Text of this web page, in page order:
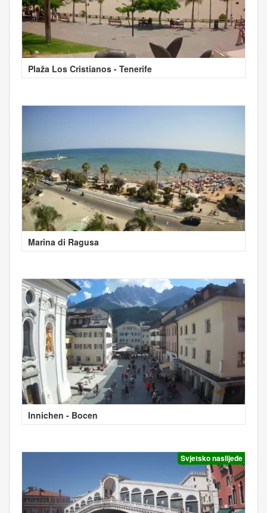
Plaža Los Cristianos - Tenerife
Marina di Ragusa
Innichen - Bocen
Svjetsko naslijeđe